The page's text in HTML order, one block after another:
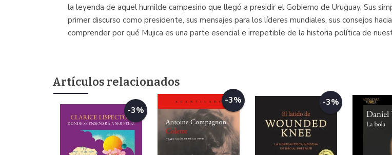
la leyenda de aquel humilde campesino que llegó a presidir el Gobierno de Uruguay, Sus
primer discurso como presidente, sus mensajes para los líderes mundiales, sus consejos
comprender por qué Mujica es una parte esencial e irrepetible de la historia política de
Artículos relacionados
-3%
-3% -3%